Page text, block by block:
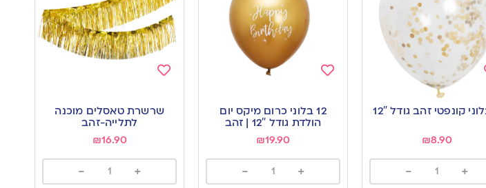
₪8.90
+
-
wishlist
12 בלוני כרום מיקס יום
הולדת גודל 12″ | זהב
₪19.90
+
-
שרשרת טאסלים מוכנה
לתלייה-זהב
₪16.90
+
-